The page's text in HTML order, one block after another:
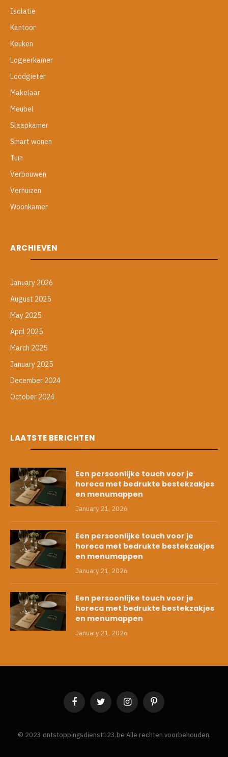
Isolatie
Kantoor
Keuken
Logeerkamer
Loodgieter
Makelaar
Meubel
Slaapkamer
Smart wonen
Tuin
Verbouwen
Verhuizen
Woonkamer
ARCHIEVEN
January 2026
August 2025
May 2025
April 2025
March 2025
January 2025
December 2024
October 2024
LAATSTE BERICHTEN
Een persoonlijke touch voor je
horeca met bedrukte bestekzakjes
en menumappen
January 21, 2026
Een persoonlijke touch voor je
horeca met bedrukte bestekzakjes
en menumappen
January 21, 2026
Een persoonlijke touch voor je
horeca met bedrukte bestekzakjes
en menumappen
January 21, 2026
FacebookTwitter InstagramPinterest
© 2023 ontstoppingsdienst123.be Alle rechten voorbehouden.